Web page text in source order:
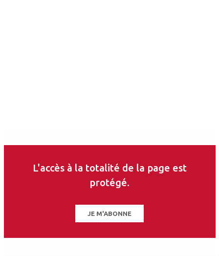
Pédiatrie
L'accès à la totalité de la page est
protégé.
JE M'ABONNE